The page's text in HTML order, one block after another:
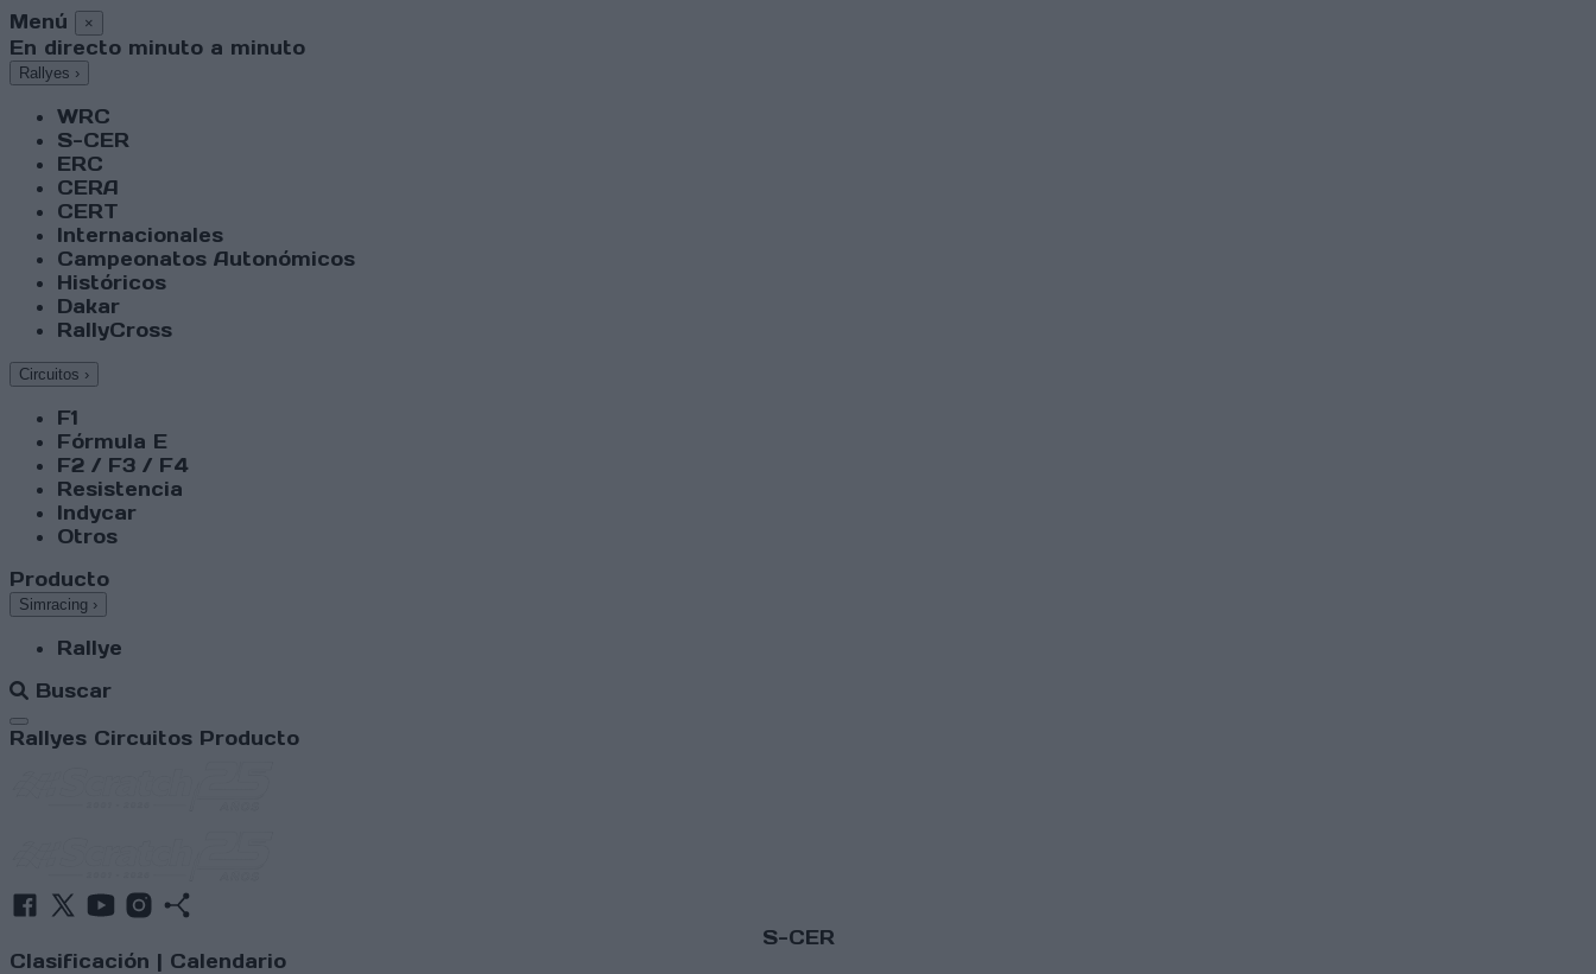
Menú ×
En directo minuto a minuto
Rallyes ›
WRC
S-CER
ERC
CERA
CERT
Internacionales
Campeonatos Autonómicos
Históricos
Dakar
RallyCross
Circuitos ›
F1
Fórmula E
F2 / F3 / F4
Resistencia
Indycar
Otros
Producto
Simracing ›
Rallye
Buscar
Abrir menú
Rallyes Circuitos Producto
S-CER
Clasificación | Calendario